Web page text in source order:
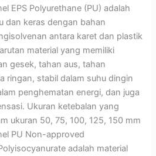
EPS Polyurethane (PU) adalah
dan keras dengan bahan
antara karet dan plastik
material yang memiliki
gesek, tahan aus, tahan
ringan, stabil dalam suhu dingin
penghematan energi, dan juga
Ukuran ketebalan yang
ukuran 50, 75, 100, 125, 150 mm
PU Non-approved
adalah material